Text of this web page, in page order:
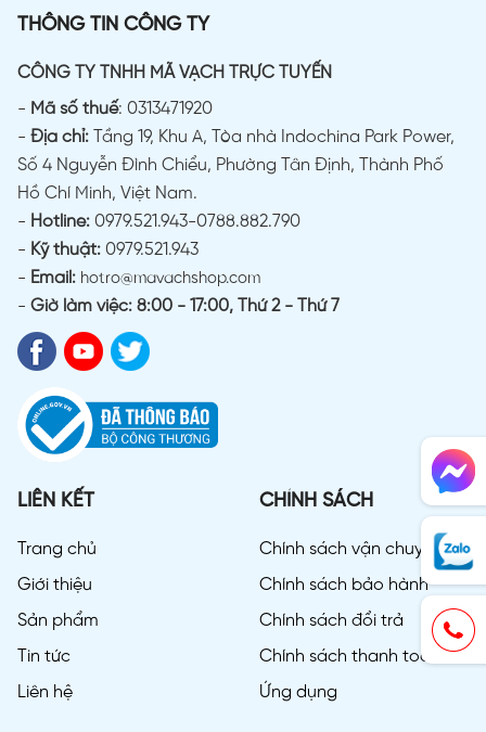
THÔNG TIN CÔNG TY
CÔNG TY TNHH MÃ VẠCH TRỰC TUYẾN
- Mã số thuế: 0313471920
- Địa chỉ:
Tầng 19, Khu A, Tòa nhà Indochina Park Power,
Số 4 Nguyễn Đình Chiểu, Phường Tân Định, Thành Phố
Hồ Chí Minh, Việt Nam.
- Hotline: 0979.521.943-0788.882.790
- Kỹ thuật: 0979.521.943
- Email: hotro@mavachshop.com
- Giờ làm việc: 8:00 - 17:00, Thứ 2 - Thứ 7
LIÊN KẾT
Trang chủ
Giới thiệu
Sản phẩm
Tin tức
Liên hệ
CHÍNH SÁCH
Chính sách vận chuyển
Chính sách bảo hành
Chính sách đổi trả
Chính sách thanh toán
Ứng dụng